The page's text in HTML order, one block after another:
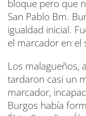
bloque pero que
San Pablo Bm.
igualdad inicial.
el marcador en el
Los malagueños,
tardaron casi un
marcador,
Burgos había